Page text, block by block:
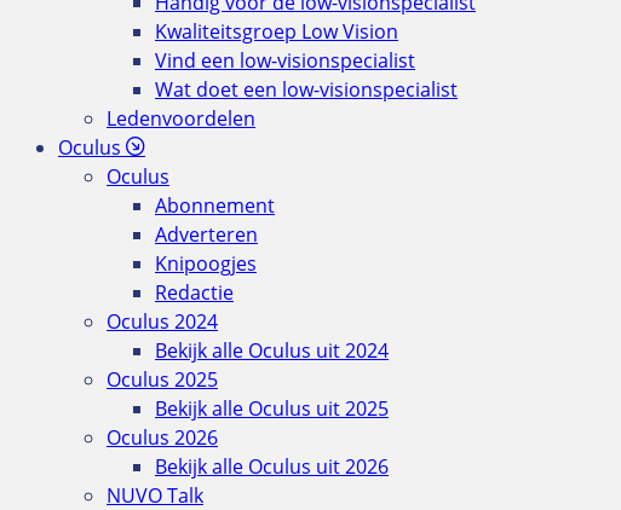
Kwaliteitsgroep Low Vision
Vind een low-visionspecialist
Wat doet een low-visionspecialist
Ledenvoordelen
Oculus
Oculus
Abonnement
Adverteren
Knipoogjes
Redactie
Oculus 2024
Bekijk alle Oculus uit 2024
Oculus 2025
Bekijk alle Oculus uit 2025
Oculus 2026
Bekijk alle Oculus uit 2026
NUVO Talk